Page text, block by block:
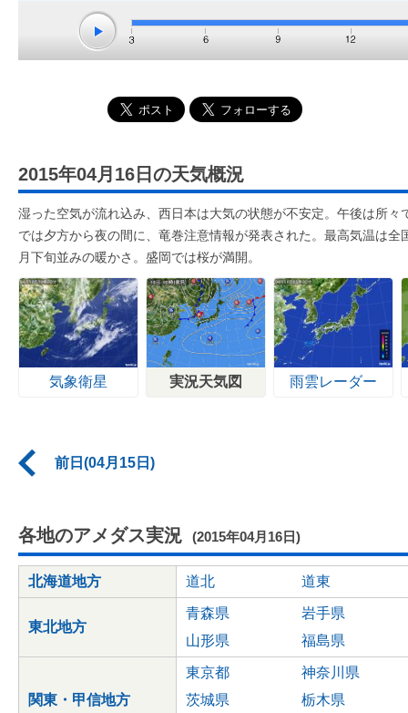
2015年04月16日の天気概況
湿った空気が流れ込み、西日本は大気の状態が不安定。午後は所
では夕方から夜の間に、竜巻注意情報が発表された。最高気温は
月下旬並みの暖かさ。盛岡では桜が満開。
気象衛星 実況天気図 雨雲レーダー
前日(04月15日)
各地のアメダス実況 (2015年04月16日)
北海道地方 道北 道東
東北地方
青森県
岩手県
山形県
福島県
関東・甲信地方
東京都
神奈川県
茨城県
栃木県